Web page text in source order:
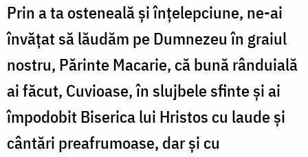
Prin a ta osteneală și înțelepciune, ne-ai
învățat să lăudăm pe Dumnezeu în graiul
nostru, Părinte Macarie, că bună rânduială
ai făcut, Cuvioase, în slujbele sfinte și ai
împodobit Biserica lui Hristos cu laude și
cântări preafrumoase, dar și cu